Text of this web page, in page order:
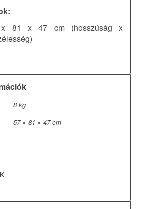
x 81 x 47 cm (hosszúság x
8 kg
57 × 81 × 47 cm